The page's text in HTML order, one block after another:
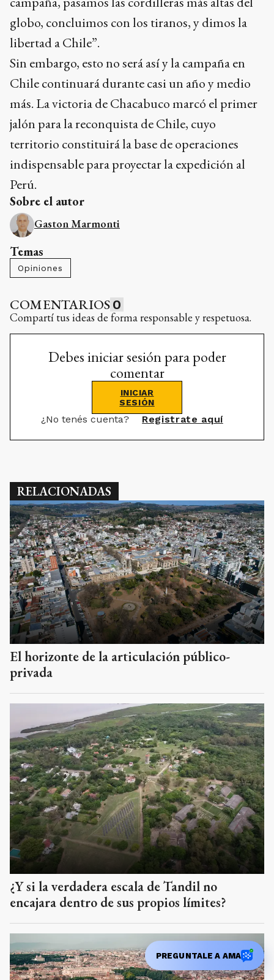
globo, concluimos con los tiranos, y dimos la
libertad a Chile”.
Sin embargo, esto no será así y la campaña en
Chile continuará durante casi un año y medio
más. La victoria de Chacabuco marcó el primer
jalón para la reconquista de Chile, cuyo
territorio constituirá la base de operaciones
indispensable para proyectar la expedición al
Perú.
Sobre el autor
Gaston Marmonti
Temas
Opiniones
COMENTARIOS 0
Compartí tus ideas de forma responsable y respetuosa.
Debes iniciar sesión para poder
comentar
INICIAR
SESIÓN
¿No tenés cuenta? Registrate aquí
RELACIONADAS
El horizonte de la articulación público-
privada
¿Y si la verdadera escala de Tandil no
encajara dentro de sus propios límites?
PREGUNTALE A AMA